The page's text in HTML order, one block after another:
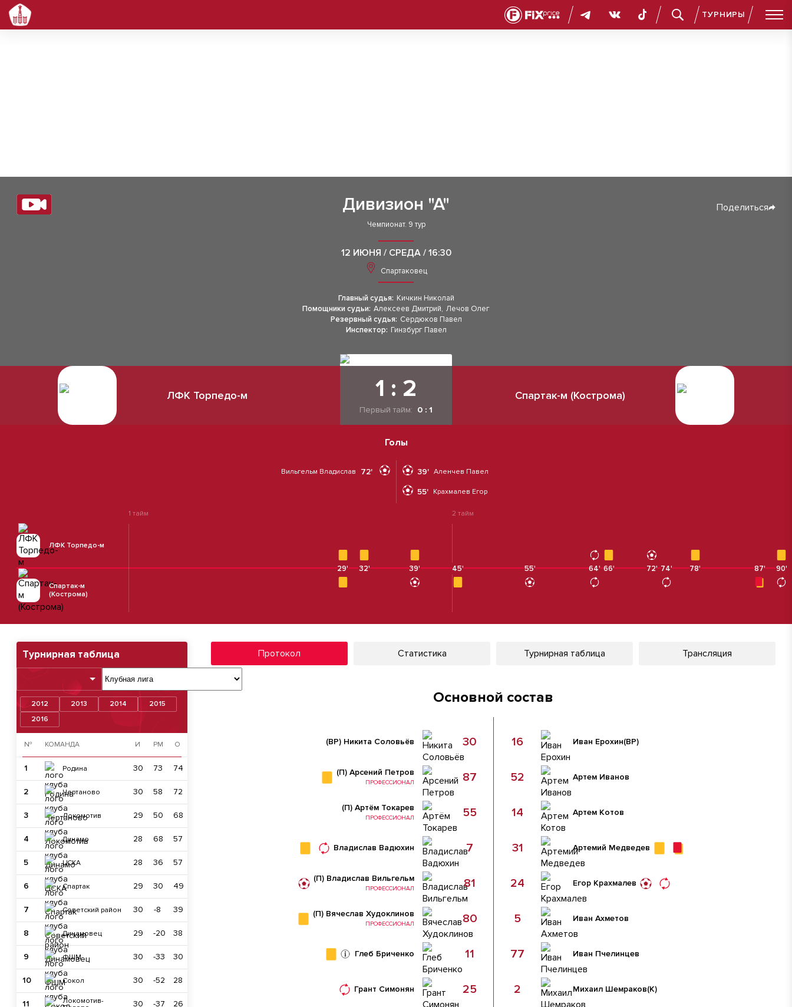
ТУРНИРЫ
Дивизион "А" Поделиться
Чемпионат. 9 тур
12 ИЮНЯ / СРЕДА / 16:30
Спартаковец
Главный судья: Кичкин Николай
Помощники судьи: Алексеев Дмитрий, Лечов Олег
Резервный судья: Сердюков Павел
Инспектор: Гинзбург Павел
ЛФК Торпедо-м 1 : 2
Первый тайм: 0 : 1
Спартак-м (Кострома)
Голы
Вильгельм Владислав 72' Аленчев Павел
39'
Крахмалев Егор
55'
ЛФК Торпедо-м
1 тайм 2 тайм
29'
29' 32' 39'
39' 45' 55' 64'
64' 66' 72' 74' 78' 87' 90'
90'
Спартак-м
(Кострома)
Турнирная таблица
2012 2013 2014
2015
2016
№ КОМАНДА И РМ О
1 Родина 30 73 74
2 Чертаново 30 58 72
3 Локомотив 29 50 68
4 Динамо 28 68 57
5 ЦСКА 28 36 57
6 Спартак 29 30 49
7 Советский район 30 -8 39
8 Динамовец 29 -20 38
9 ФШМ 30 -33 30
10 Сокол 30 -52 28
11
Локомотив-
30 -37 26
Протокол Статистика Турнирная таблица Трансляция
Основной состав
Никита Соловьёв
(ВР) 30
Арсений Петров
(П)
ПРОФЕССИОНАЛ 87
Артём Токарев
(П)
ПРОФЕССИОНАЛ 55
Владислав Вадюхин 7
Владислав Вильгельм
(П)
ПРОФЕССИОНАЛ 81
Вячеслав Худоклинов
(П)
ПРОФЕССИОНАЛ 80
Глеб Бриченко 11
Грант Симонян 25
Иван Ерохин(ВР)
16
Артем Иванов
52
Артем Котов
14
Артемий Медведев
31
Егор Крахмалев
24
Иван Ахметов
5
Иван Пчелинцев
77
Михаил Шемраков(К)
2